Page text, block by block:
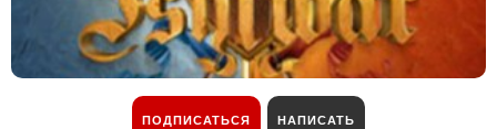
ПОДПИСАТЬСЯ НАПИСАТЬ